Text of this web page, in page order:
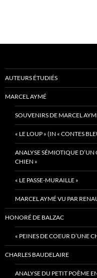
AUTEURS ÉTUDIÉS
MARCEL AYMÉ
SOUVENIRS DE MARCEL
« LE LOUP » (IN « CONTES
ANALYSE SÉMIOTIQUE D’UN
CHIEN »
« LE PASSE-MURAILLE »
MARCEL AYMÉ VU PAR
HONORÉ DE BALZAC
« PEINES DE COEUR D’UNE
CHARLES BAUDELAIRE
ANALYSE DU PETIT POÈME